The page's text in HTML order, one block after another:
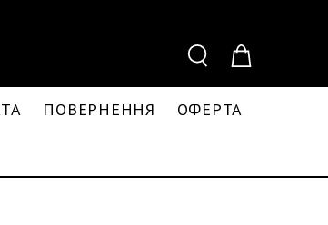
ПОВЕРНЕННЯ ОФЕРТА